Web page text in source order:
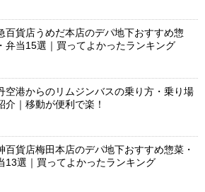
百貨店うめだ本店のデパ地下おすすめ惣
弁当15選｜買ってよかったランキング
空港からのリムジンバスの乗り方・乗り場
介｜移動が便利で楽！
百貨店梅田本店のデパ地下おすすめ惣菜・
13選｜買ってよかったランキング